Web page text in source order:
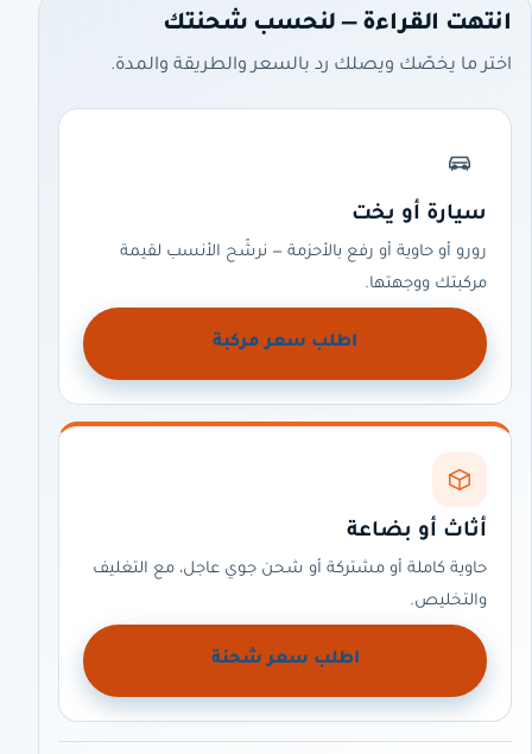
انتهت القراءة — لنحسب شحنتك
اختر ما يخصّك ويصلك رد بالسعر والطريقة والمدة.
سيارة أو يخت
رورو أو حاوية أو رفع بالأحزمة — نرشّح الأنسب لقيمة
مركبتك ووجهتها.
اطلب سعر مركبة
أثاث أو بضاعة
حاوية كاملة أو مشتركة أو شحن جوي عاجل، مع التغليف
والتخليص.
اطلب سعر شحنة